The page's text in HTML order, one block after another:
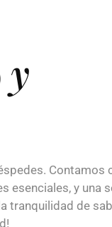
y
Contamos
y una
tranquilidad de